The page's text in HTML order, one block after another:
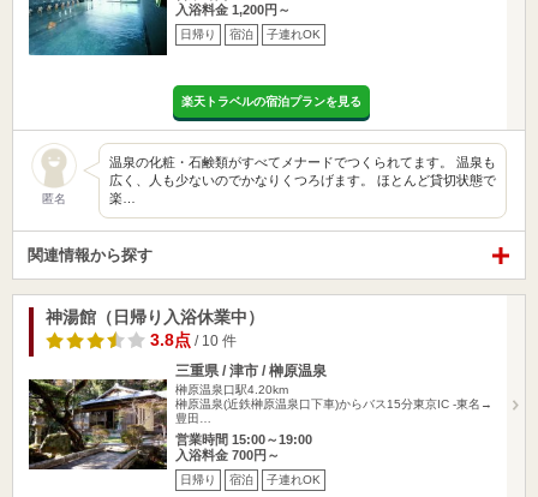
入浴料金 1,200円～
日帰り 宿泊 子連れOK
楽天トラベルの宿泊プランを見る
匿名
温泉の化粧・石鹸類がすべてメナードでつくられてます。 温泉も
広く、人も少ないのでかなりくつろげます。 ほとんど貸切状態で
楽…
関連情報から探す
神湯館（日帰り入浴休業中）
3.8点 / 10 件
三重県 / 津市 / 榊原温泉
榊原温泉口駅4.20km
榊原温泉(近鉄榊原温泉口下車)からバス15分東京IC -東名→
豊田…
営業時間 15:00～19:00
入浴料金 700円～
日帰り 宿泊 子連れOK